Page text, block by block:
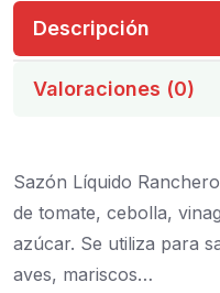
Descripción
Valoraciones (0)
Sazón Líquido
de tomate, cebolla,
azúcar. Se utiliza para
aves, mariscos…